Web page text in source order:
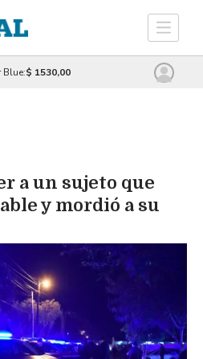
$ 1530,00
a un sujeto que
y mordió a su